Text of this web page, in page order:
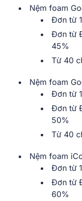
Nệm foam
Đơn từ
Đơn từ
45%
Từ 40
Nệm foam
Đơn từ
Đơn từ
50%
Từ 40
Nệm foam
Đơn từ
Đơn từ
60%